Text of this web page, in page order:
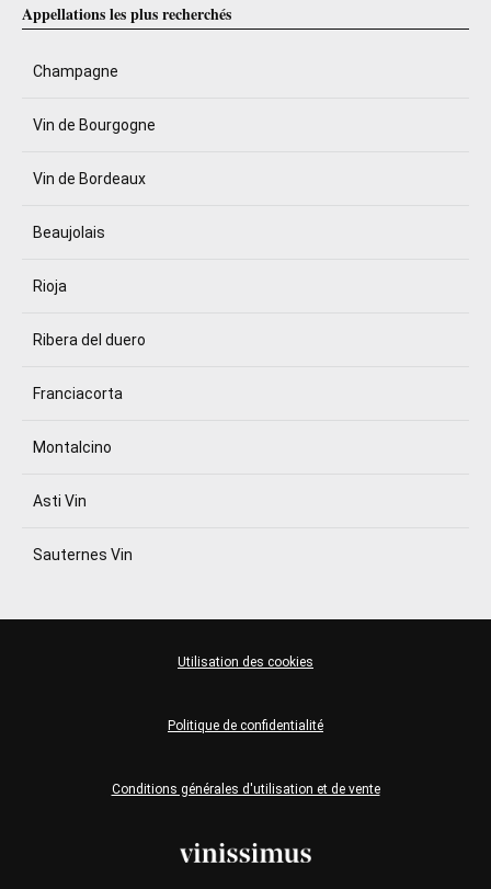
Appellations les plus recherchés
Champagne
Vin de Bourgogne
Vin de Bordeaux
Beaujolais
Rioja
Ribera del duero
Franciacorta
Montalcino
Asti Vin
Sauternes Vin
Conditions générales d'utilisation et de vente
Politique de confidentialité
Utilisation des cookies